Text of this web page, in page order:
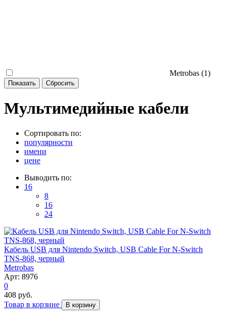
Metrobas (1)
Мультимедийные кабели
Сортировать по:
популярности
имени
цене
Выводить по:
16
8
16
24
Кабель USB для Nintendo Switch, USB Cable For N-Switch
TNS-868, черный
Metrobas
Арт: 8976
0
408 руб.
Товар в корзине
В корзину